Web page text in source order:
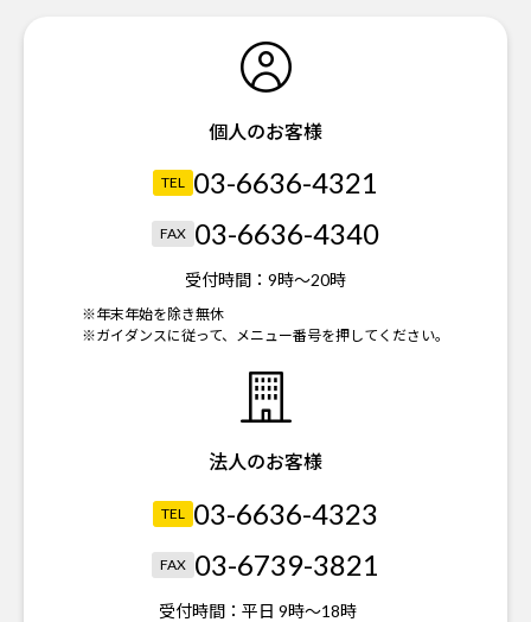
個人のお客様
TEL 03-6636-4321
FAX 03-6636-4340
受付時間： 9時～20時
※年末年始を除き無休
※ガイダンスに従って、メニュー番号を押してください。
法人のお客様
TEL 03-6636-4323
FAX 03-6739-3821
受付時間： 平日 9時～18時